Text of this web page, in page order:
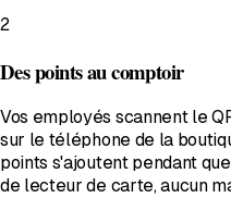
2
Des points au comptoir
Vos employés scannent le
sur le téléphone de la
points s'ajoutent pendant
de lecteur de carte, aucun